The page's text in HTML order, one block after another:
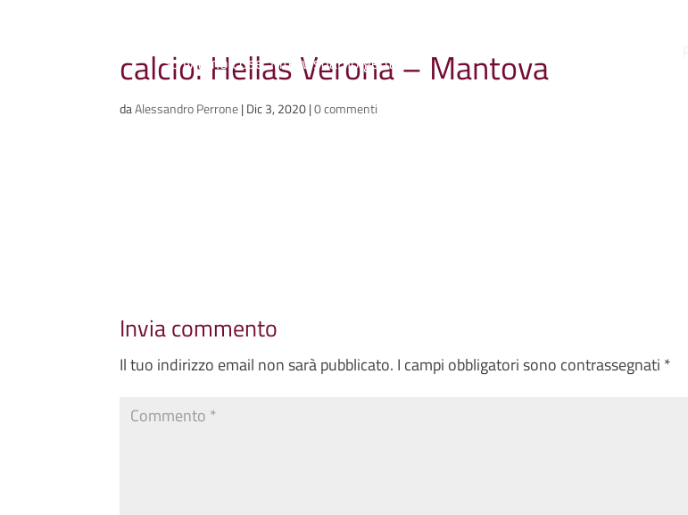
Scriviamo cose, intervistiamo gente
calcio: Hellas Verona – Mantova
daAlessandro Perrone|Dic 3, 2020|0 commenti
Invia commento
Il tuo indirizzo email non sarà pubblicato. I campi obbligatori sono contrassegnati *